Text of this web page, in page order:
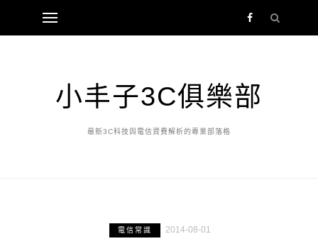
小丰子3C俱樂部
最新3C科技與電信資費解析的專業部落格
電信常識 2014-08-01